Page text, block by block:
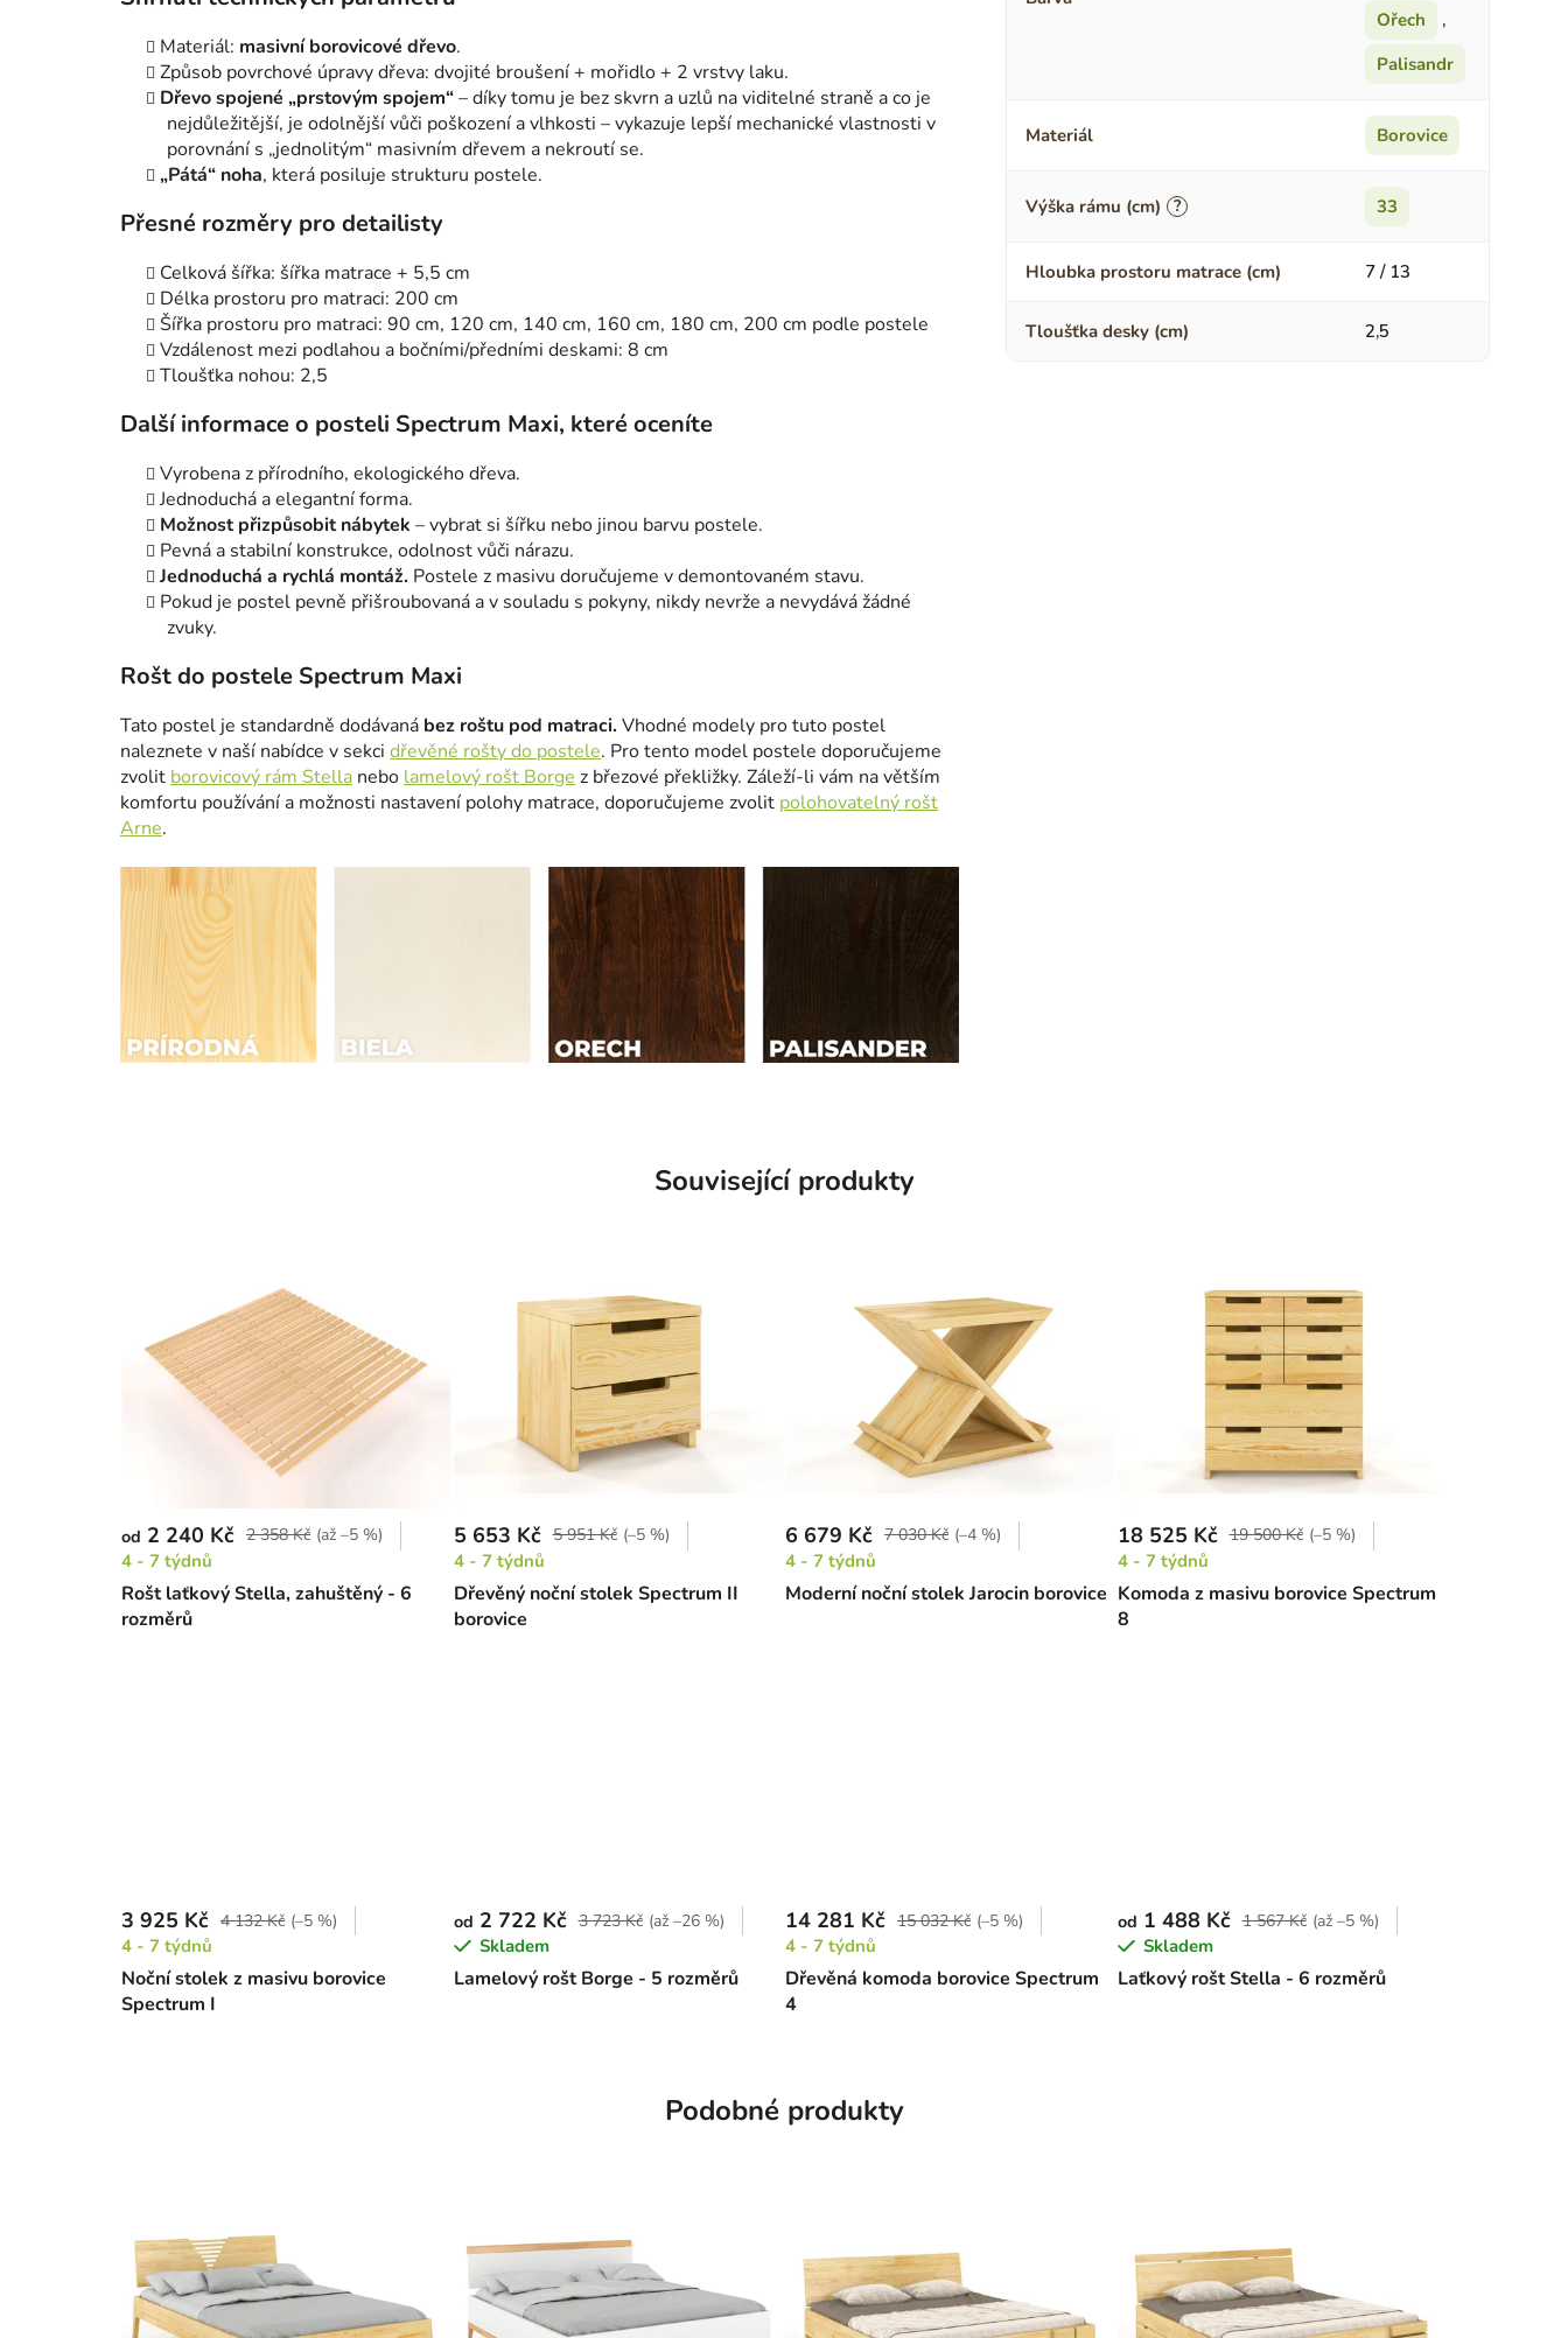
Materiál: masivní borovicové dřevo.
Způsob povrchové úpravy dřeva: dvojité broušení + mořidlo + 2 vrstvy laku.
Dřevo spojené „prstovým spojem“– díky tomu je bez skvrn a uzlů na viditelné straně a co je
nejdůležitější, je odolnější vůči poškození a vlhkosti – vykazuje lepší mechanické vlastnosti v
porovnání s „jednolitým“ masivním dřevem a nekroutí se.
„Pátá“ noha, která posiluje strukturu postele.
Přesné rozměry pro detailisty
Celková šířka: šířka matrace + 5,5 cm
Délka prostoru pro matraci: 200 cm
Šířka prostoru pro matraci: 90 cm, 120 cm, 140 cm, 160 cm, 180 cm, 200 cm podle postele
Vzdálenost mezi podlahou a bočními/předními deskami: 8 cm
Tloušťka nohou: 2,5
Další informace o posteli Spectrum Maxi, které oceníte
Vyrobena z přírodního, ekologického dřeva.
Jednoduchá a elegantní forma.
Možnost přizpůsobit nábytek – vybrat si šířku nebo jinou barvu postele.
Pevná a stabilní konstrukce, odolnost vůči nárazu.
Jednoduchá a rychlá montáž. Postele z masivu doručujeme v demontovaném stavu.
Pokud je postel pevně přišroubovaná a v souladu s pokyny, nikdy nevrže a nevydává žádné
zvuky.
Rošt do postele Spectrum Maxi
Tato postel je standardně dodávaná bez roštu pod matraci. Vhodné modely pro tuto postel
naleznete v naší nabídce v sekci dřevěné rošty do postele. Pro tento model postele doporučujeme
zvolit borovicový rám Stella nebo lamelový rošt Borge z březové překližky. Záleží-li vám na větším
komfortu používání a možnosti nastavení polohy matrace, doporučujeme zvolit polohovatelný rošt
Arne.
Ořech
,
Palisandr
Materiál Borovice
?
Výška rámu (cm) 33
Hloubka prostoru matrace (cm) 7 / 13
Tloušťka desky (cm) 2,5
Související produkty
Rošt laťkový Stella, zahuštěný - 6
rozměrů
od 2 240 Kč 2 358 Kč (až –5 %)
4 - 7 týdnů
Dřevěný noční stolek Spectrum II
borovice
5 653 Kč 5 951 Kč (–5 %)
4 - 7 týdnů
Moderní noční stolek Jarocin borovice
6 679 Kč 7 030 Kč (–4 %)
4 - 7 týdnů
Komoda z masivu borovice Spectrum
8
18 525 Kč 19 500 Kč (–5 %)
4 - 7 týdnů
Noční stolek z masivu borovice
Spectrum I
3 925 Kč 4 132 Kč (–5 %)
4 - 7 týdnů
Lamelový rošt Borge - 5 rozměrů
od 2 722 Kč 3 723 Kč (až –26 %)
Skladem
Dřevěná komoda borovice Spectrum
4
14 281 Kč 15 032 Kč (–5 %)
4 - 7 týdnů
Laťkový rošt Stella - 6 rozměrů
od 1 488 Kč 1 567 Kč (až –5 %)
Skladem
Podobné produkty